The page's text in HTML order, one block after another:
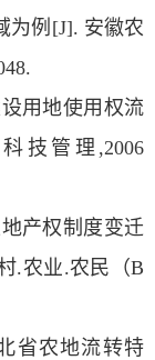
例[J]. 安徽农
用地使用权流
技管理,2006
产权制度变迁
.农业.农民（B
省农地流转特